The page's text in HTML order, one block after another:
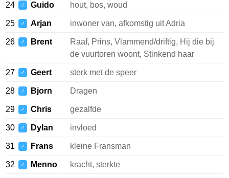
24 ♂ Guido hout, bos, woud
25 ♂ Arjan inwoner van, afkomstig uit Adria
26 ♂ Brent
Raaf, Prins, Vlammend/driftig, Hij die bij
de vuurtoren woont, Stinkend haar
27 ♂ Geert sterk met de speer
28 ♂ Bjorn Dragen
29 ♂ Chris gezalfde
30 ♂ Dylan invloed
31 ♂ Frans kleine Fransman
32 ♂ Menno kracht, sterkte